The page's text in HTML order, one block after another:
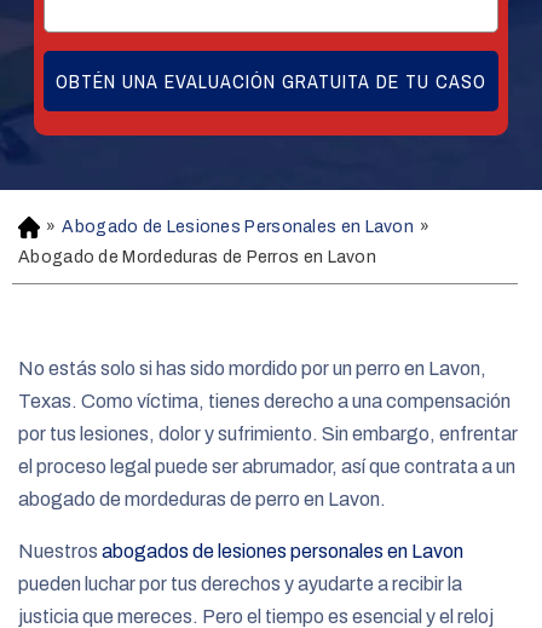
H
o
m
» Abogado de Lesiones Personales en Lavon »
Abogado de Mordeduras de Perros en Lavon
No estás solo si has sido mordido por un perro en Lavon,
Texas. Como víctima, tienes derecho a una compensación
por tus lesiones, dolor y sufrimiento. Sin embargo, enfrentar
el proceso legal puede ser abrumador, así que contrata a un
abogado de mordeduras de perro en Lavon.
Nuestros abogados de lesiones personales en Lavon
pueden luchar por tus derechos y ayudarte a recibir la
justicia que mereces. Pero el tiempo es esencial y el reloj